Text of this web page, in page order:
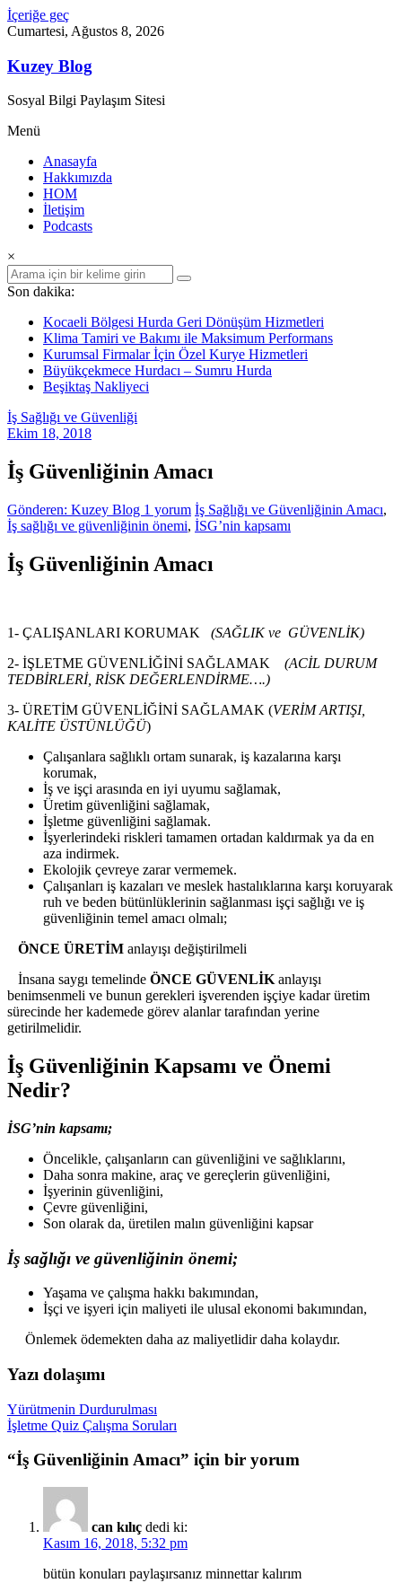
İçeriğe geç
Cumartesi, Ağustos 8, 2026
Kuzey Blog
Sosyal Bilgi Paylaşım Sitesi
Menü
Anasayfa
Hakkımızda
HOM
İletişim
Podcasts
×
Son dakika:
Kocaeli Bölgesi Hurda Geri Dönüşüm Hizmetleri
Klima Tamiri ve Bakımı ile Maksimum Performans
Kurumsal Firmalar İçin Özel Kurye Hizmetleri
Büyükçekmece Hurdacı – Sumru Hurda
Beşiktaş Nakliyeci
İş Sağlığı ve Güvenliği
Ekim 18, 2018
İş Güvenliğinin Amacı
Gönderen: Kuzey Blog 1 yorum İş Sağlığı ve Güvenliğinin Amacı,
İş sağlığı ve güvenliğinin önemi, İSG’nin kapsamı
İş Güvenliğinin Amacı
1- ÇALIŞANLARI KORUMAK
(SAĞLIK ve GÜVENLİK)
2- İŞLETME GÜVENLİĞİNİ SAĞLAMAK (ACİL DURUM
TEDBİRLERİ, RİSK DEĞERLENDİRME….)
3- ÜRETİM GÜVENLİĞİNİ SAĞLAMAK (VERİM ARTIŞI,
KALİTE ÜSTÜNLÜĞÜ)
Çalışanlara sağlıklı ortam sunarak, iş kazalarına karşı
korumak,
İş ve işçi arasında en iyi uyumu sağlamak,
Üretim güvenliğini sağlamak,
İşletme güvenliğini sağlamak.
İşyerlerindeki riskleri tamamen ortadan kaldırmak ya da en
aza indirmek.
Ekolojik çevreye zarar vermemek.
Çalışanları iş kazaları ve meslek hastalıklarına karşı koruyarak
ruh ve beden bütünlüklerinin sağlanması işçi sağlığı ve iş
güvenliğinin temel amacı olmalı;
ÖNCE ÜRETİM anlayışı değiştirilmeli
İnsana saygı temelinde ÖNCE GÜVENLİK anlayışı
benimsenmeli ve bunun gerekleri işverenden işçiye kadar üretim
sürecinde her kademede görev alanlar tarafından yerine
getirilmelidir.
İş Güvenliğinin Kapsamı ve Önemi
Nedir?
İSG’nin kapsamı;
Öncelikle, çalışanların can güvenliğini ve sağlıklarını,
Daha sonra makine, araç ve gereçlerin güvenliğini,
İşyerinin güvenliğini,
Çevre güvenliğini,
Son olarak da, üretilen malın güvenliğini kapsar
İş sağlığı ve güvenliğinin önemi;
Yaşama ve çalışma hakkı bakımından,
İşçi ve işyeri için maliyeti ile ulusal ekonomi bakımından,
Önlemek ödemekten daha az maliyetlidir daha kolaydır.
Yazı dolaşımı
Yürütmenin Durdurulması
İşletme Quiz Çalışma Soruları
“İş Güvenliğinin Amacı” için bir yorum
can kılıç dedi ki:
Kasım 16, 2018, 5:32 pm
bütün konuları paylaşırsanız minnettar kalırım